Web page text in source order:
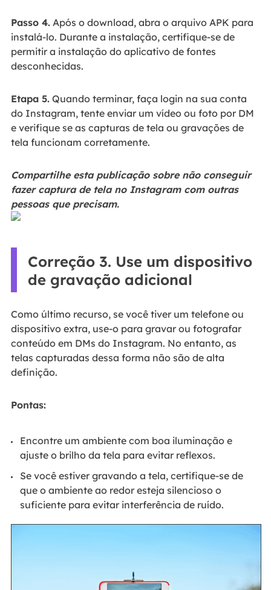
Passo 4.Após o download, abra o arquivo APK para
instalá-lo. Durante a instalação, certifique-se de
permitir a instalação do aplicativo de fontes
desconhecidas.
Etapa 5.Quando terminar, faça login na sua conta
do Instagram, tente enviar um vídeo ou foto por DM
e verifique se as capturas de tela ou gravações de
tela funcionam corretamente.
Compartilhe esta publicação sobre não conseguir
fazer captura de tela no Instagram com outras
pessoas que precisam.
Correção 3. Use um dispositivo
de gravação adicional
Como último recurso, se você tiver um telefone ou
dispositivo extra, use-o para gravar ou fotografar
conteúdo em DMs do Instagram. No entanto, as
telas capturadas dessa forma não são de alta
definição.
Pontas:
Encontre um ambiente com boa iluminação e
ajuste o brilho da tela para evitar reflexos.
Se você estiver gravando a tela, certifique-se de
que o ambiente ao redor esteja silencioso o
suficiente para evitar interferência de ruído.